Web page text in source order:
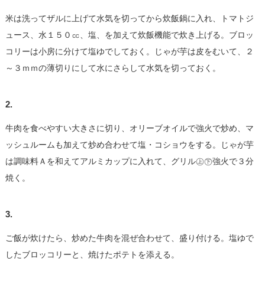
米は洗ってザルに上げて水気を切ってから炊飯鍋に入れ、トマトジ
ュース、水１５０㏄、塩、を加えて炊飯機能で炊き上げる。ブロッ
コリーは小房に分けて塩ゆでしておく。じゃが芋は皮をむいて、２
～３ｍｍの薄切りにして水にさらして水気を切っておく。
2.
牛肉を食べやすい大きさに切り、オリーブオイルで強火で炒め、マ
ッシュルームも加えて炒め合わせて塩・コショウをする。じゃが芋
は調味料Ａを和えてアルミカップに入れて、グリル㊤㊦強火で３分
焼く。
3.
ご飯が炊けたら、炒めた牛肉を混ぜ合わせて、盛り付ける。塩ゆで
したブロッコリーと、焼けたポテトを添える。